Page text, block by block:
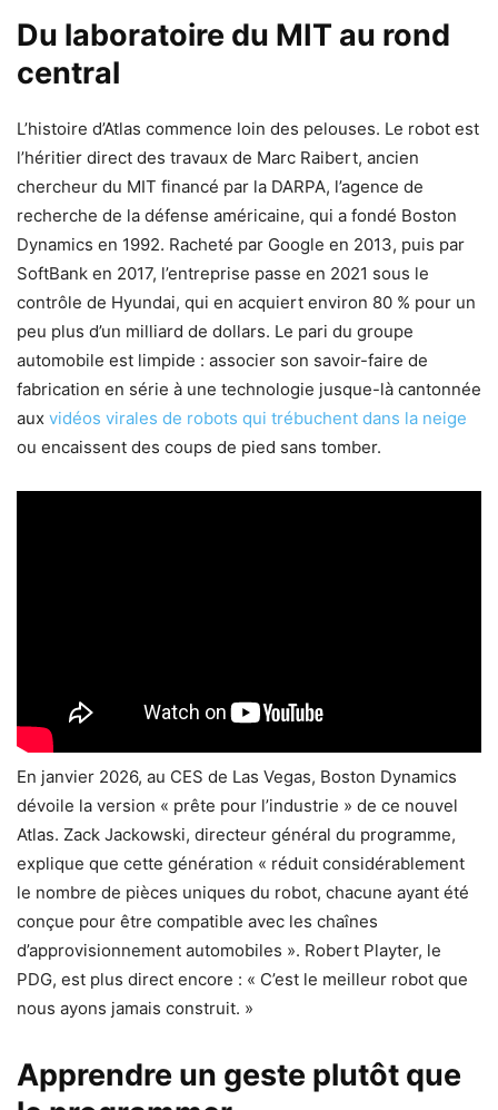
Du laboratoire du MIT au rond
central
L’histoire d’Atlas commence loin des pelouses. Le robot est
l’héritier direct des travaux de Marc Raibert, ancien
chercheur du MIT financé par la DARPA, l’agence de
recherche de la défense américaine, qui a fondé Boston
Dynamics en 1992. Racheté par Google en 2013, puis par
SoftBank en 2017, l’entreprise passe en 2021 sous le
contrôle de Hyundai, qui en acquiert environ 80 % pour un
peu plus d’un milliard de dollars. Le pari du groupe
automobile est limpide : associer son savoir-faire de
fabrication en série à une technologie jusque-là cantonnée
aux vidéos virales de robots qui trébuchent dans la neige
ou encaissent des coups de pied sans tomber.
En janvier 2026, au CES de Las Vegas, Boston Dynamics
dévoile la version « prête pour l’industrie » de ce nouvel
Atlas. Zack Jackowski, directeur général du programme,
explique que cette génération « réduit considérablement
le nombre de pièces uniques du robot, chacune ayant été
conçue pour être compatible avec les chaînes
d’approvisionnement automobiles ». Robert Playter, le
PDG, est plus direct encore : « C’est le meilleur robot que
nous ayons jamais construit. »
Apprendre un geste plutôt que